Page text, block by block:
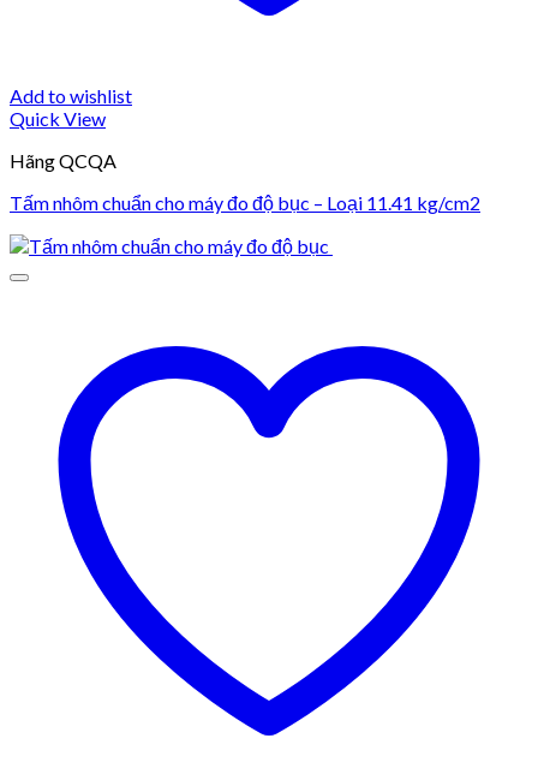
Add to wishlist
Quick View
Hãng QCQA
Tấm nhôm chuẩn cho máy đo độ bục – Loại 11.41 kg/cm2